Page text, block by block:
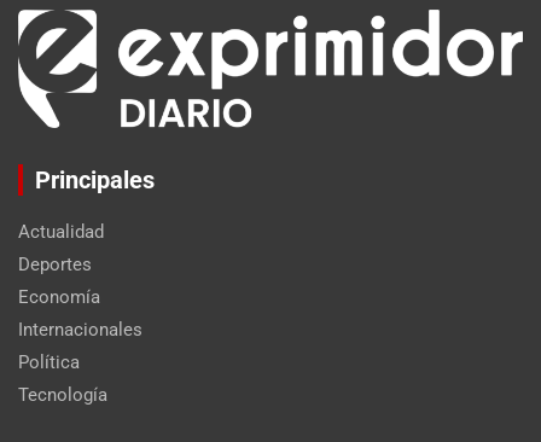
Principales
Actualidad
Deportes
Economía
Internacionales
Política
Tecnología